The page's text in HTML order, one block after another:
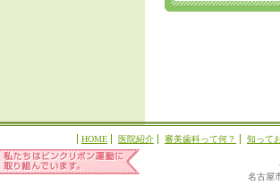
HOME 医院紹介 審美歯科って何？ 知って
名古屋